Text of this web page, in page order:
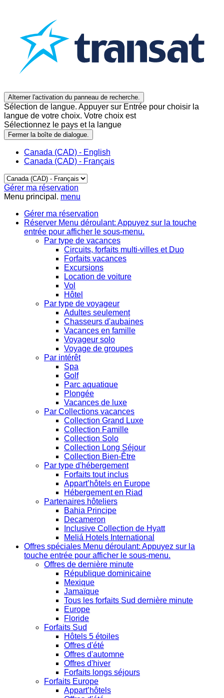
Alterner l'activation du panneau de recherche.
Sélection de langue. Appuyer sur Entrée pour choisir la
langue de votre choix. Votre choix est
Sélectionnez le pays et la langue
Fermer la boîte de dialogue.
Canada (CAD) - English
Canada (CAD) - Français
Gérer ma réservation
Menu principal. menu
Gérer ma réservation
Réserver Menu déroulant: Appuyez sur la touche
entrée pour afficher le sous-menu.
Par type de vacances
Circuits, forfaits multi-villes et Duo
Forfaits vacances
Excursions
Location de voiture
Vol
Hôtel
Par type de voyageur
Adultes seulement
Chasseurs d'aubaines
Vacances en famille
Voyageur solo
Voyage de groupes
Par intérêt
Spa
Golf
Parc aquatique
Plongée
Vacances de luxe
Par Collections vacances
Collection Grand Luxe
Collection Famille
Collection Solo
Collection Long Séjour
Collection Bien-Être
Par type d'hébergement
Forfaits tout inclus
Appart’hôtels en Europe
Hébergement en Riad
Partenaires hôteliers
Bahia Principe
Decameron
Inclusive Collection de Hyatt
Meliá Hotels International
Offres spéciales Menu déroulant: Appuyez sur la
touche entrée pour afficher le sous-menu.
Offres de dernière minute
République dominicaine
Mexique
Jamaïque
Tous les forfaits Sud dernière minute
Europe
Floride
Forfaits Sud
Hôtels 5 étoiles
Offres d'été
Offres d'automne
Offres d'hiver
Forfaits longs séjours
Forfaits Europe
Appart’hôtels